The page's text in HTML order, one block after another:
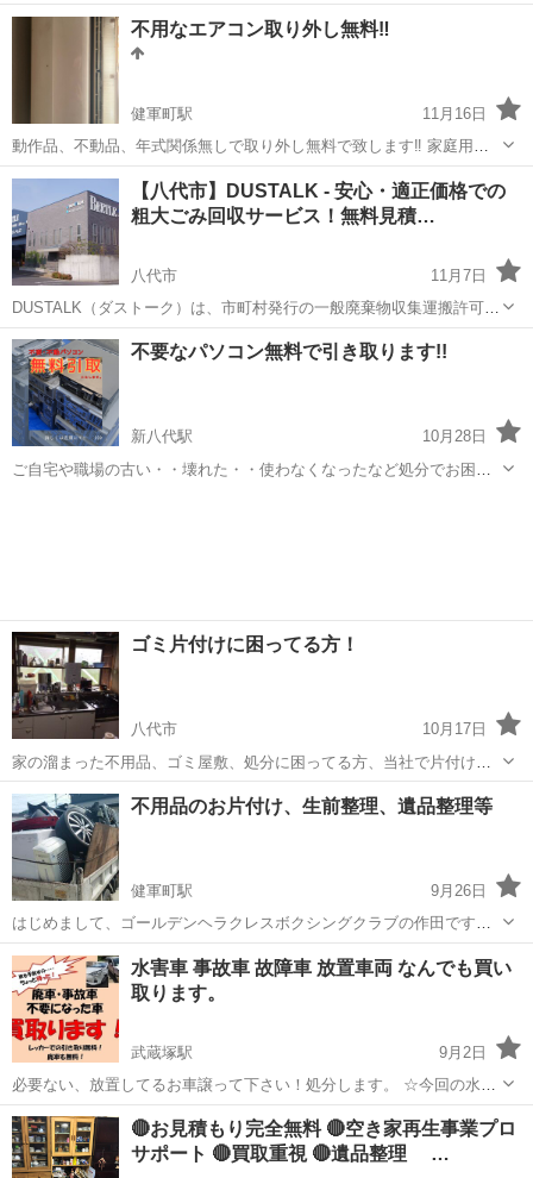
ます。積載車完備してますので 車検切れなどの公道を走行できない
車も引き取りに行きます。
熊本 菊池市 御代志駅 不用品買取 事故
不用なエアコン取り外し無料‼️
健軍町駅
11月16日
動作品、不動品、年式関係無しで取り外し無料で致します‼️ 家庭用か
ら業務用エアコン取り外し無料で致します‼️ パテ埋めまで無料で致し
します‼️ 迅速...
熊本 上益城郡 健軍町駅 不用品買取 無料
【八代市】DUSTALK - 安心・適正価格での
粗大ごみ回収サービス！無料見積…
八代市
11月7日
DUSTALK（ダストーク）は、市町村発行の一般廃棄物収集運搬許可証
を持つ業者のみを登録し運営しております。 そのため、適正価格での
不用品回収を実現しています。 個人の方から法人の方まで、安心して
ご利用いただけるサー...
熊本 八代市 不用品回収 無料
不要なパソコン無料で引き取ります!!
新八代駅
10月28日
ご自宅や職場の古い・・壊れた・・使わなくなったなど処分でお困り
ゴミ片付けに困ってる方！
八代市
10月17日
家の溜まった不用品、ゴミ屋敷、処分に困ってる方、当社で片付けさ
せて頂きます。 解体前の残留物、店舗の残留物など！ お気軽に問い合
わせ下さい。
熊本 八代市 不用品処分
不用品のお片付け、生前整理、遺品整理等
健軍町駅
9月26日
はじめまして、ゴールデンヘラクレスボクシングクラブの作田です！
熊本県上益城郡益城町を拠点に、夕方からは地域の皆さまに向けたボ
クシング教室を、日中はお家の片付けや遺品整理、自動車関連のガレ
ージ清掃、有価物の買取などを行ってお...
熊本 上益城郡 健軍町駅 不用品回収 片付け
水害車 事故車 故障車 放置車両 なんでも買い
取ります。
武蔵塚駅
9月2日
必要ない、放置してるお車譲って下さい！処分します。 ☆今回の水害
で結構な台数は水害になってしまい処分など困ってる方宛に☆ 熊本は
メインで九州丸ごとどこでも大丈夫です。 事故車、不動車、大型トラ
ック、トラクター、フォーク...
熊本 熊本市 武蔵塚駅 不用品買取 事故
🔴お見積もり完全無料 🔴空き家再生事業プロ
サポート 🔴買取重視 🔴遺品整理 …